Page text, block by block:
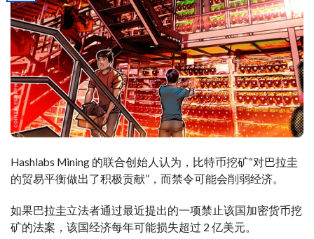
Hashlabs Mining 的联合创始人认为，比特币挖矿“对巴拉圭
的贸易平衡做出了积极贡献”，而禁令可能会削弱经济。
如果巴拉圭立法者通过最近提出的一项禁止该国加密货币挖
矿的法案，该国经济每年可能损失超过 2 亿美元。